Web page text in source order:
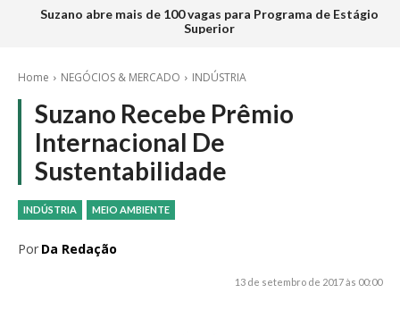
Suzano abre mais de 100 vagas para Programa de Estágio
Superior
Home NEGÓCIOS & MERCADO INDÚSTRIA
Suzano Recebe Prêmio
Internacional De
Sustentabilidade
INDÚSTRIA MEIO AMBIENTE
Por Da Redação
13 de setembro de 2017 às 00:00